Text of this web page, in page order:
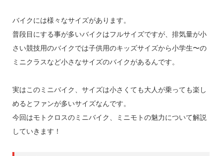
バイクには様々なサイズがあります。
普段目にする事が多いバイクはフルサイズですが、排気量が小
さい競技用のバイクでは子供用のキッズサイズから小学生〜の
ミニクラスなど小さなサイズのバイクがあるんです。
実はこのミニバイク、サイズは小さくても大人が乗っても楽し
めるとファンが多いサイズなんです。
今回はモトクロスのミニバイク、ミニモトの魅力について解説
していきます！